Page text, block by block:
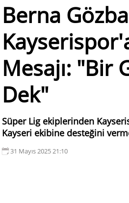
Berna
Mesajı: "Bir
Dek"
Süper Lig ekiplerinden
Kayseri ekibine desteğini
31 Mayıs 2025 21:10